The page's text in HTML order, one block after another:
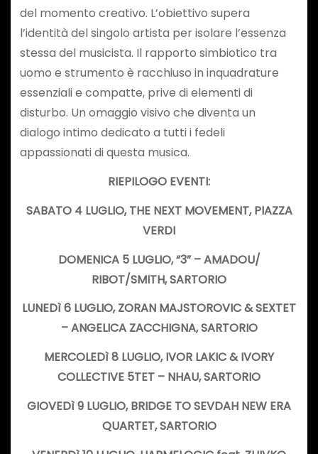
del momento creativo. L’obiettivo supera
l’identità del singolo artista per isolare l’essenza
stessa del musicista. Il rapporto simbiotico tra
uomo e strumento è racchiuso in inquadrature
essenziali e compatte, prive di elementi di
disturbo. Un omaggio visivo che diventa un
dialogo intimo dedicato a tutti i fedeli
appassionati di questa musica.
RIEPILOGO EVENTI:
SABATO 4 LUGLIO,THE NEXT MOVEMENT,PIAZZA
VERDI
DOMENICA 5 LUGLIO,“3” – AMADOU/
RIBOT/SMITH,SARTORIO
LUNEDì 6 LUGLIO, ZORAN MAJSTOROVIC & SEXTET
– ANGELICA ZACCHIGNA,SARTORIO
MERCOLEDì 8 LUGLIO,IVOR LAKIC & IVORY
COLLECTIVE 5TET – NHAU,SARTORIO
GIOVEDì 9 LUGLIO,BRIDGE TO SEVDAH NEW ERA
QUARTET,SARTORIO